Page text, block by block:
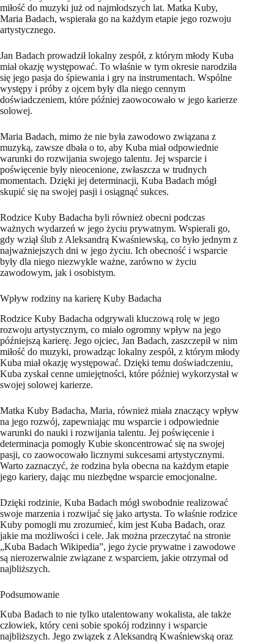
miłość do muzyki już od najmłodszych lat. Matka Kuby,
Maria Badach, wspierała go na każdym etapie jego rozwoju
artystycznego.
Jan Badach prowadził lokalny zespół, z którym młody Kuba
miał okazję występować. To właśnie w tym okresie narodziła
się jego pasja do śpiewania i gry na instrumentach. Wspólne
występy i próby z ojcem były dla niego cennym
doświadczeniem, które później zaowocowało w jego karierze
solowej.
Maria Badach, mimo że nie była zawodowo związana z
muzyką, zawsze dbała o to, aby Kuba miał odpowiednie
warunki do rozwijania swojego talentu. Jej wsparcie i
poświęcenie były nieocenione, zwłaszcza w trudnych
momentach. Dzięki jej determinacji, Kuba Badach mógł
skupić się na swojej pasji i osiągnąć sukces.
Rodzice Kuby Badacha byli również obecni podczas
ważnych wydarzeń w jego życiu prywatnym. Wspierali go,
gdy wziął ślub z Aleksandrą Kwaśniewską, co było jednym z
najważniejszych dni w jego życiu. Ich obecność i wsparcie
były dla niego niezwykle ważne, zarówno w życiu
zawodowym, jak i osobistym.
Wpływ rodziny na karierę Kuby Badacha
Rodzice Kuby Badacha odgrywali kluczową rolę w jego
rozwoju artystycznym, co miało ogromny wpływ na jego
późniejszą karierę. Jego ojciec, Jan Badach, zaszczepił w nim
miłość do muzyki, prowadząc lokalny zespół, z którym młody
Kuba miał okazję występować. Dzięki temu doświadczeniu,
Kuba zyskał cenne umiejętności, które później wykorzystał w
swojej solowej karierze.
Matka Kuby Badacha, Maria, również miała znaczący wpływ
na jego rozwój, zapewniając mu wsparcie i odpowiednie
warunki do nauki i rozwijania talentu. Jej poświęcenie i
determinacja pomogły Kubie skoncentrować się na swojej
pasji, co zaowocowało licznymi sukcesami artystycznymi.
Warto zaznaczyć, że rodzina była obecna na każdym etapie
jego kariery, dając mu niezbędne wsparcie emocjonalne.
Dzięki rodzinie, Kuba Badach mógł swobodnie realizować
swoje marzenia i rozwijać się jako artysta. To właśnie rodzice
Kuby pomogli mu zrozumieć, kim jest Kuba Badach, oraz
jakie ma możliwości i cele. Jak można przeczytać na stronie
„Kuba Badach Wikipedia”, jego życie prywatne i zawodowe
są nierozerwalnie związane z wsparciem, jakie otrzymał od
najbliższych.
Podsumowanie
Kuba Badach to nie tylko utalentowany wokalista, ale także
człowiek, który ceni sobie spokój rodzinny i wsparcie
najbliższych. Jego związek z Aleksandrą Kwaśniewską oraz